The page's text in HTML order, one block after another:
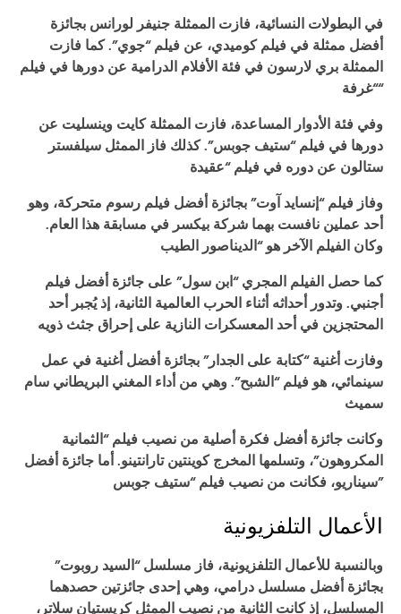
في البطولات النسائية، فازت الممثلة جنيفر لورانس بجائزة
أفضل ممثلة في فيلم كوميدي، عن فيلم “جوي”. كما فازت
الممثلة بري لارسون في فئة الأفلام الدرامية عن دورها في فيلم
“غرفة“
وفي فئة الأدوار المساعدة، فازت الممثلة كايت وينسليت عن
دورها في فيلم “ستيف جوبس”. كذلك فاز الممثل سيلفستر
ستالون عن دوره في فيلم “عقيدة
وفاز فيلم “إنسايد آوت” بجائزة أفضل فيلم رسوم متحركة، وهو
أحد عملين نافست بهما شركة بيكسر في مسابقة هذا العام.
وكان الفيلم الآخر هو “الديناصور الطيب
كما حصل الفيلم المجري “ابن سول” على جائزة أفضل فيلم
أجنبي. وتدور أحداثه أثناء الحرب العالمية الثانية، إذ يُجبر أحد
المحتجزين في أحد المعسكرات النازية على إحراق جثث ذويه
وفازت أغنية “كتابة على الجدار” بجائزة أفضل أغنية في عمل
سينمائي، هو فيلم “الشبح”. وهي من أداء المغني البريطاني سام
سميث
وكانت جائزة أفضل فكرة أصلية من نصيب فيلم “الثمانية
المكروهون”، وتسلمها المخرج كوينتين تارانتينو. أما جائزة أفضل
سيناريو، فكانت من نصيب فيلم “ستيف جوبس”
الأعمال التلفزيونية
وبالنسبة للأعمال التلفزيونية، فاز مسلسل “السيد روبوت”
بجائزة أفضل مسلسل درامي، وهي إحدى جائزتين حصدهما
المسلسل، إذ كانت الثانية من نصيب الممثل كريستيان سلاتر،